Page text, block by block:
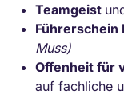
Teamgeist
Führerschein
Muss)
Offenheit für
auf fachliche